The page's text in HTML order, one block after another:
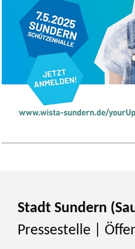
Stadt Sundern
Pressestelle |